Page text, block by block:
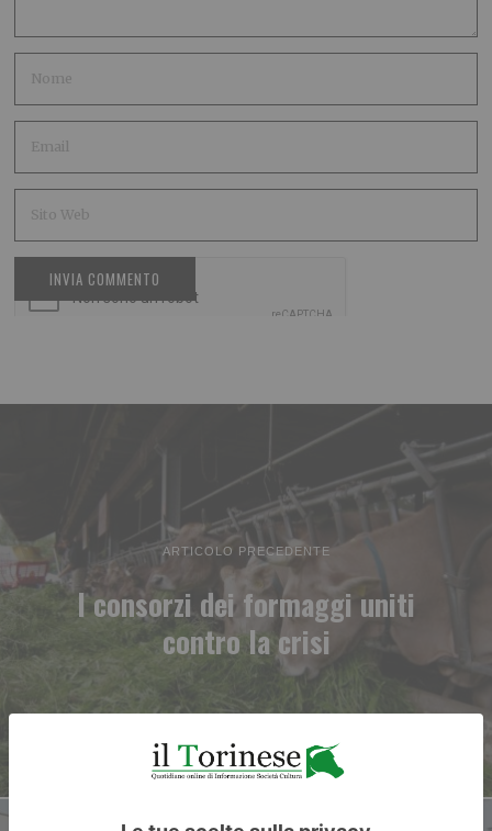
ARTICOLO PRECEDENTE
I consorzi dei formaggi uniti
contro la crisi